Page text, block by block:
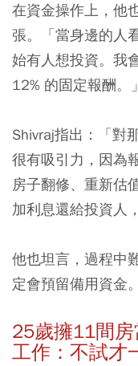
在資金操作上，他
張。「當身邊的人
始有人想投資。我
12% 的固定報酬。」
Shivraj指出：「對
很有吸引力，因為
房子翻修、重新估
加利息還給投資人
他也坦言，過程中
定會預留備用資金。
25歲擁11間
工作：不試才